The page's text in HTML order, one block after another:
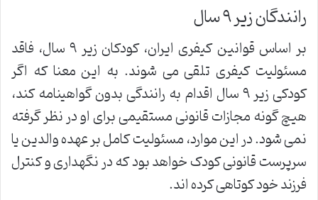
رانندگان زیر ۹ سال
بر اساس قوانین کیفری ایران، کودکان زیر ۹ سال، فاقد
مسئولیت کیفری تلقی می شوند. به این معنا که اگر
کودکی زیر ۹ سال اقدام به رانندگی بدون گواهینامه کند،
هیچ گونه مجازات قانونی مستقیمی برای او در نظر گرفته
نمی شود. در این موارد، مسئولیت کامل بر عهده والدین یا
سرپرست قانونی کودک خواهد بود که در نگهداری و کنترل
فرزند خود کوتاهی کرده اند.